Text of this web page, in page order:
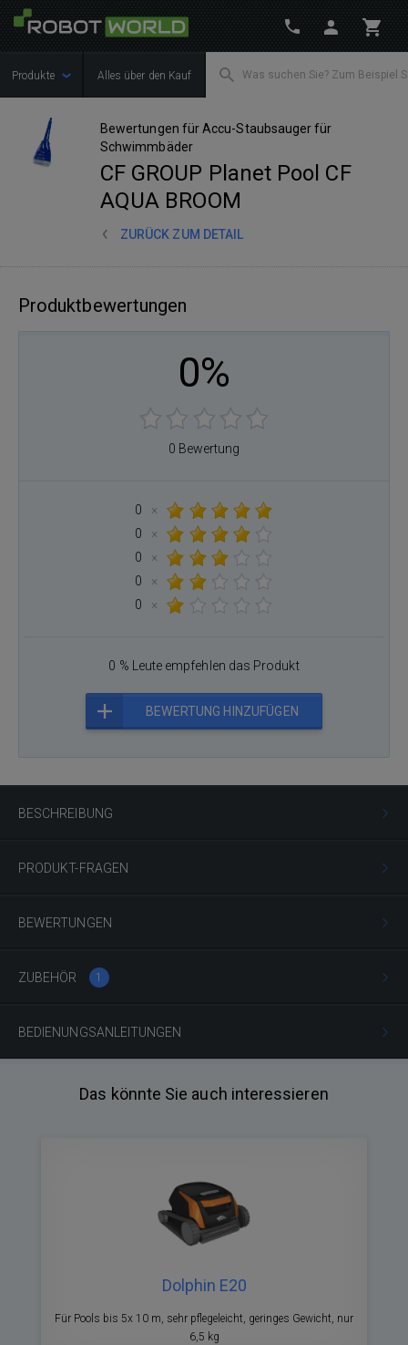
Produkte Alles über den Kauf
Bewertungen für Accu-Staubsauger für
Schwimmbäder
CF GROUP Planet Pool CF
AQUA BROOM
ZURÜCK ZUM DETAIL
BESCHREIBUNG
PRODUKT-FRAGEN
BEWERTUNGEN
ZUBEHÖR 1
BEDIENUNGSANLEITUNGEN
Produktbewertungen
0%
0 Bewertung
0
×
0
×
0
×
0
×
0
×
0 % Leute empfehlen das Produkt
BEWERTUNG HINZUFÜGEN
Das könnte Sie auch interessieren
Dolphin E20
Für Pools bis 5x 10 m, sehr pflegeleicht, geringes Gewicht, nur
6,5 kg